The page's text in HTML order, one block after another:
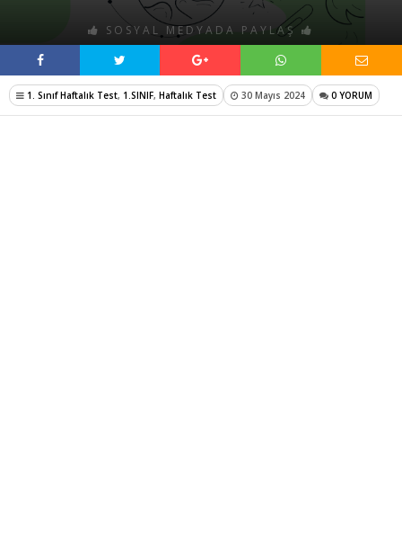
SOSYAL MEDYADA PAYLAŞ
1. Sınıf Haftalık Test, 1.SINIF, Haftalık Test 30 Mayıs 2024 0 YORUM